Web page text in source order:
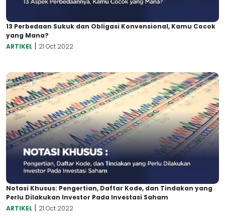
13 Perbedaan Sukuk dan Obligasi Konvensional, Kamu Cocok
yang Mana?
ARTIKEL | 21 Oct 2022
Notasi Khusus: Pengertian, Daftar Kode, dan Tindakan yang
Perlu Dilakukan Investor Pada Investasi Saham
ARTIKEL | 21 Oct 2022